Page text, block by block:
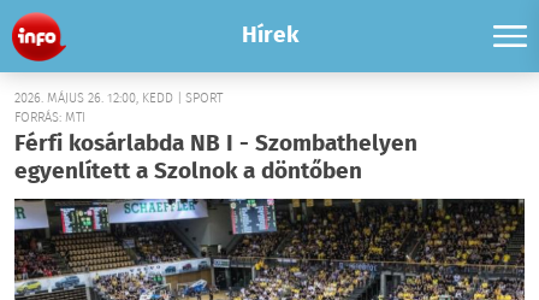
Hírek
2026. MÁJUS 26. 12:00, KEDD | SPORT
FORRÁS: MTI
Férfi kosárlabda NB I - Szombathelyen
egyenlített a Szolnok a döntőben